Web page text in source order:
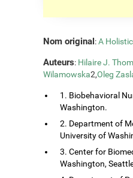
Nom original:A
Auteurs: Hilaire J.
Wilamowska2,Oleg
1. Biobehavioral
Washington.
2. Department of
University of
3. Center for
Washington,